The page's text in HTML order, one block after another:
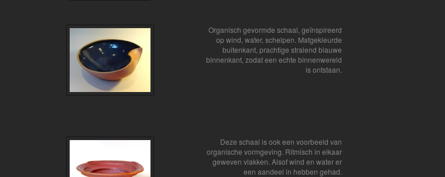
Organisch gevormde schaal, geïnspireerd
op wind, water, schelpen. Matgekleurde
buitenkant, prachtige stralend blauwe
binnenkant, zodat een echte binnenwereld
is ontstaan.
Deze schaal is ook een voorbeeld van
organische vormgeving. Ritmisch in elkaar
geweven vlakken. Alsof wind en water er
een aandeel in hebben gehad.